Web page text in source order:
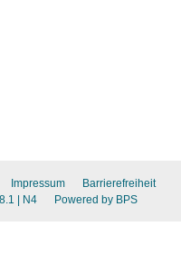
Impressum
Barrierefreiheit
| N4 Powered by BPS